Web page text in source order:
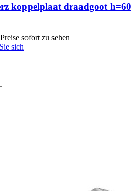
koppelplaat draadgoot h=60
sofort zu sehen
sich